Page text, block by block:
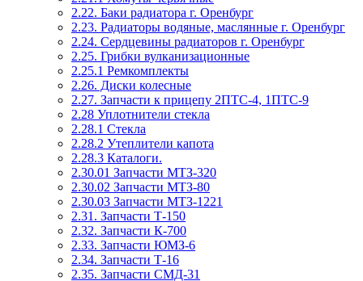
2.22. Баки радиатора г. Оренбург
2.23. Радиаторы водяные, маслянные г. Оренбург
2.24. Сердцевины радиаторов г. Оренбург
2.25. Грибки вулканизационные
2.25.1 Ремкомплекты
2.26. Диски колесные
2.27. Запчасти к прицепу 2ПТС-4, 1ПТС-9
2.28 Уплотнители стекла
2.28.1 Стекла
2.28.2 Утеплители капота
2.28.3 Каталоги.
2.30.01 Запчасти МТЗ-320
2.30.02 Запчасти МТЗ-80
2.30.03 Запчасти МТЗ-1221
2.31. Запчасти Т-150
2.32. Запчасти К-700
2.33. Запчасти ЮМЗ-6
2.34. Запчасти Т-16
2.35. Запчасти СМД-31